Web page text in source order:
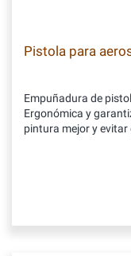
Pistola para
Empuñadura de
Ergonómica y
pintura mejor y evitar